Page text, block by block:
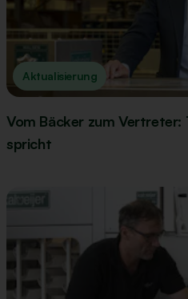
Aktualisierung
Vom Bäcker zum Vertreter:
spricht